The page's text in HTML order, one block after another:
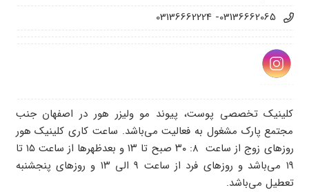
03136662065- 03136662224
کلینیک تخصصی پوست، پیوند مو ولیزر هور در اصفهان جنب
مجتمع پارک مشغول به فعالیت می‌باشد. ساعت کاری کلینیک هور
روز‌های زوج از ساعت ۸: ۳۰ صبح تا ۱۳ و بعدظهر‌ها از ساعت ۱۵ تا
۱۹ می‌باشد و روز‌های فرد از ساعت ۹ الی ۱۳ و روز‌های پنجشنبه
تعطیل می‌باشد.